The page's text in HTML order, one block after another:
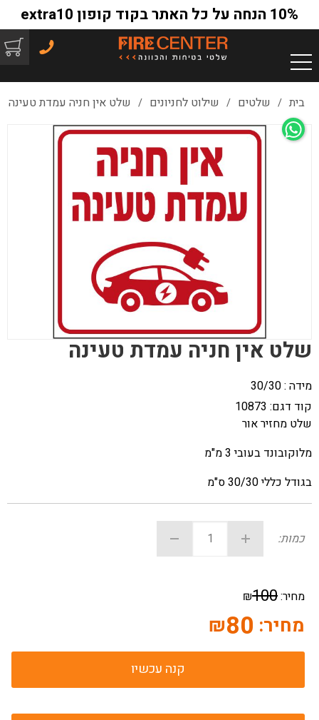
10% הנחה על כל האתר בקוד קופון extra10
בית / שלטים / שילוט לחניונים / שלט אין חניה עמדת טעינה
שלט אין חניה עמדת טעינה
מידה : 30/30
קוד דגם: 10873
שלט מחזיר אור
מלוקובונד בעובי 3 מ"מ
בגודל כללי 30/30 ס"מ
כמות:
מחיר:100
₪
מחיר: 80
₪
קנה עכשיו